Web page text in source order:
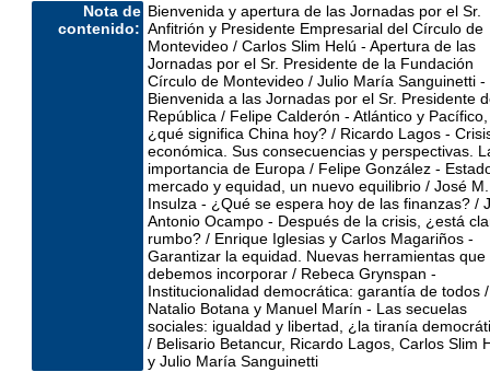
Nota de
contenido:
Bienvenida y apertura de las Jornadas por el Sr.
Anfitrión y Presidente Empresarial del Círculo de
Montevideo / Carlos Slim Helú - Apertura de las
Jornadas por el Sr. Presidente de la Fundación
Círculo de Montevideo / Julio María Sanguinetti -
Bienvenida a las Jornadas por el Sr. Presidente
República / Felipe Calderón - Atlántico y Pacífico,
¿qué significa China hoy? / Ricardo Lagos -
económica. Sus consecuencias y perspectivas.
importancia de Europa / Felipe González -
mercado y equidad, un nuevo equilibrio / José M.
Insulza - ¿Qué se espera hoy de las finanzas? /
Antonio Ocampo - Después de la crisis, ¿está
rumbo? / Enrique Iglesias y Carlos Magariños -
Garantizar la equidad. Nuevas herramientas que
debemos incorporar / Rebeca Grynspan -
Institucionalidad democrática: garantía de todos /
Natalio Botana y Manuel Marín - Las secuelas
sociales: igualdad y libertad, ¿la tiranía
/ Belisario Betancur, Ricardo Lagos, Carlos Slim
y Julio María Sanguinetti